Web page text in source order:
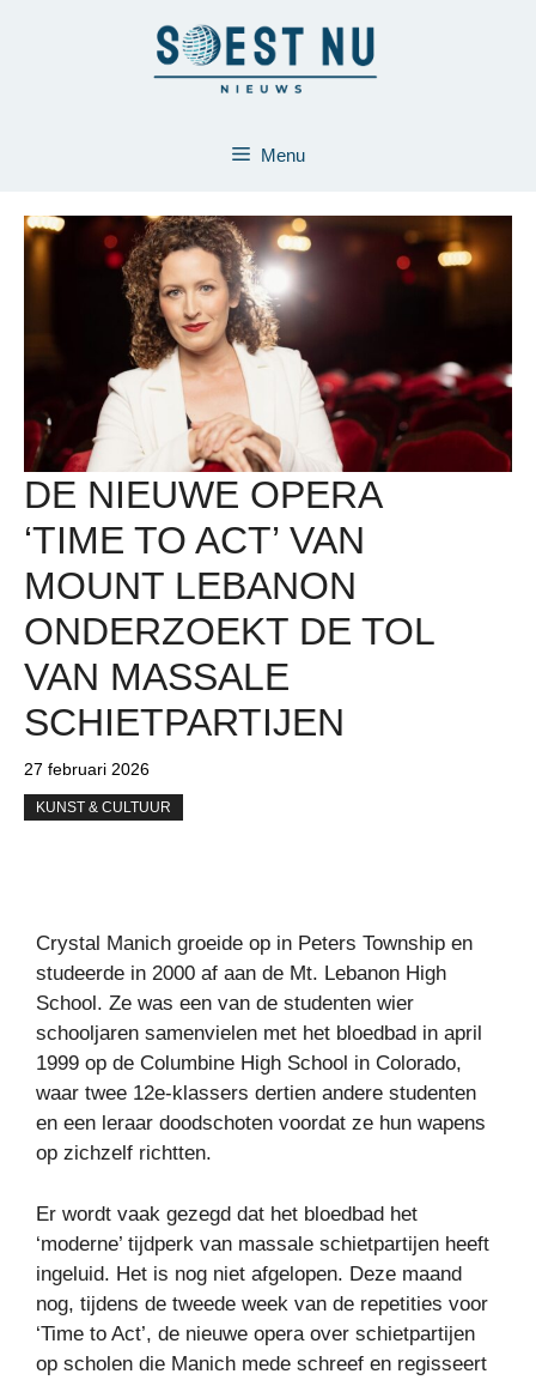
Menu
DE NIEUWE OPERA
‘TIME TO ACT’ VAN
MOUNT LEBANON
ONDERZOEKT DE TOL
VAN MASSALE
SCHIETPARTIJEN
27 februari 2026
KUNST & CULTUUR
Crystal Manich groeide op in Peters Township en
studeerde in 2000 af aan de Mt. Lebanon High
School. Ze was een van de studenten wier
schooljaren samenvielen met het bloedbad in april
1999 op de Columbine High School in Colorado,
waar twee 12e-klassers dertien andere studenten
en een leraar doodschoten voordat ze hun wapens
op zichzelf richtten.
Er wordt vaak gezegd dat het bloedbad het
‘moderne’ tijdperk van massale schietpartijen heeft
ingeluid. Het is nog niet afgelopen. Deze maand
nog, tijdens de tweede week van de repetities voor
‘Time to Act’, de nieuwe opera over schietpartijen
op scholen die Manich mede schreef en regisseert